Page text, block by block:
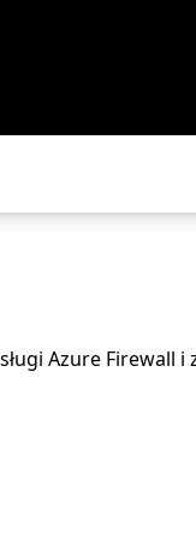
Azure Firewall